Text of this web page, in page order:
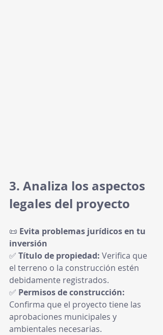
3. Analiza los aspectos
legales del proyecto
📜 Evita problemas jurídicos en tu
inversión
✅ Título de propiedad: Verifica que
el terreno o la construcción estén
debidamente registrados.
✅ Permisos de construcción:
Confirma que el proyecto tiene las
aprobaciones municipales y
ambientales necesarias.